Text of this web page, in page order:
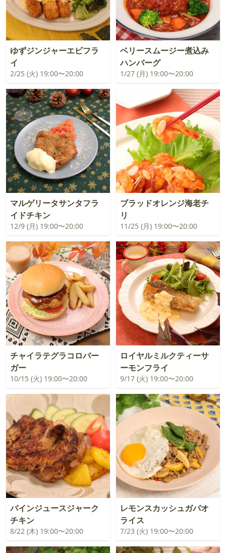
ゆずジンジャーエビフラ
イ
2/25 (火) 19:00〜20:00
ベリースムージー煮込み
ハンバーグ
1/27 (月) 19:00〜20:00
マルゲリータサンタフラ
イドチキン
12/9 (月) 19:00〜20:00
ブラッドオレンジ海老チ
リ
11/25 (月) 19:00〜20:00
チャイラテグラコロバー
ガー
10/15 (火) 19:00〜20:00
ロイヤルミルクティーサ
ーモンフライ
9/17 (火) 19:00〜20:00
パインジュースジャーク
チキン
8/22 (木) 19:00〜20:00
レモンスカッシュガパオ
ライス
7/23 (火) 19:00〜20:00